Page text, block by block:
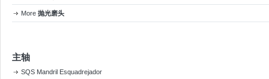
More 抛光磨头
主轴
SQS Mandril Esquadrejador